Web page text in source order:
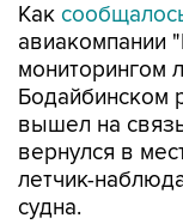
Как
авиакомпании
мониторингом
Бодайбинском
вышел на
вернулся в
летчик-
судна.